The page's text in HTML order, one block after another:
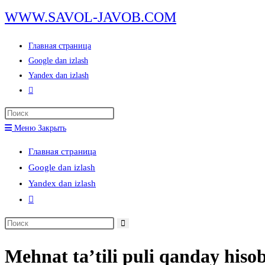
Перейти
к
содержимому
WWW.SAVOL-JAVOB.COM
Главная страница
Google dan izlash
Yandex dan izlash
Переключить
по
веб-
сайту
Меню Закрыть
Главная страница
Google dan izlash
Yandex dan izlash
Переключить
по
сайту
Поиск
сайте
Mehnat ta’tili puli qanday